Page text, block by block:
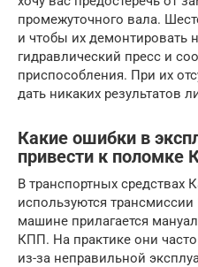
промежуточного вала.
и чтобы их демонтировать
гидравлический пресс и
приспособления. При их
дать никаких результатов
Какие ошибки в
привести к поломке
В транспортных средствах
используются трансмиссии
машине прилагается
КПП. На практике они
из-за неправильной